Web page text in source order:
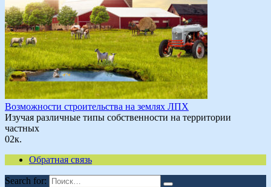
Возможности строительства на землях ЛПХ
Изучая различные типы собственности на территории
частных
02к.
Обратная связь
Search for: